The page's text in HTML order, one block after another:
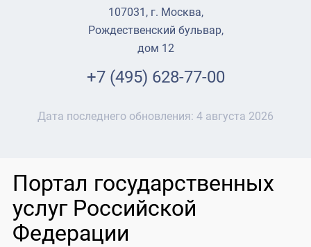
107031, г. Москва,
Рождественский бульвар,
дом 12
+7 (495) 628-77-00
Дата последнего обновления: 4 августа 2026
Портал государственных
услуг Российской
Федерации